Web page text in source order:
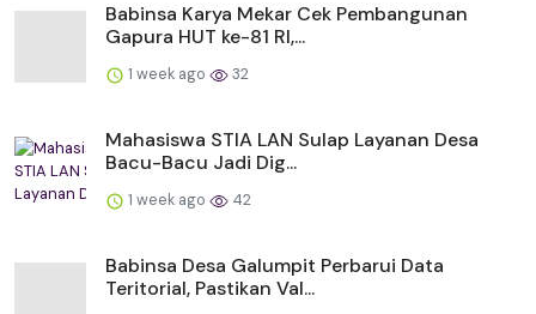
Babinsa Karya Mekar Cek Pembangunan
Gapura HUT ke-81 RI,...
1 week ago 32
Mahasiswa STIA LAN Sulap Layanan Desa
Bacu-Bacu Jadi Dig...
1 week ago 42
Babinsa Desa Galumpit Perbarui Data
Teritorial, Pastikan Val...